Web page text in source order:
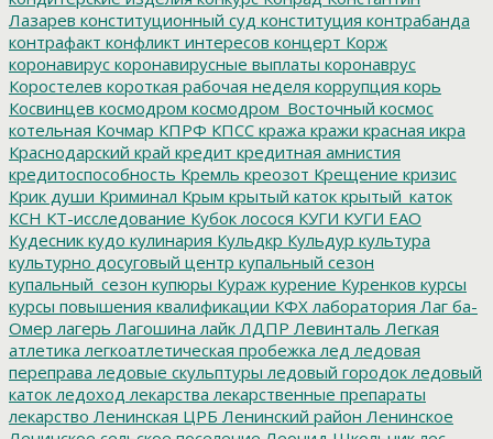
Лазарев конституционный суд конституция контрабанда
контрафакт конфликт интересов концерт Корж
коронавирус коронавирусные выплаты коронаврус
Коростелев короткая рабочая неделя коррупция корь
Косвинцев космодром космодром_Восточный космос
котельная Кочмар КПРФ КПСС кража кражи красная икра
Краснодарский край кредит кредитная амнистия
кредитоспособность Кремль креозот Крещение кризис
Крик души Криминал Крым крытый каток крытый_каток
КСН КТ-исследование Кубок лосося КУГИ КУГИ ЕАО
Кудесник кудо кулинария Кульдкр Кульдур культура
культурно досуговый центр купальный сезон
купальный_сезон купюры Кураж курение Куренков курсы
курсы повышения квалификации КФХ лаборатория Лаг ба-
Омер лагерь Лагошина лайк ЛДПР Левинталь Легкая
атлетика легкоатлетическая пробежка лед ледовая
переправа ледовые скульптуры ледовый городок ледовый
каток ледоход лекарства лекарственные препараты
лекарство Ленинская ЦРБ Ленинский район Ленинское